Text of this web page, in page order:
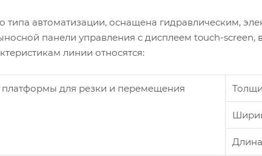
типа автоматизации, оснащена гидравлическим,
панели управления с дисплеем touch-
линии относятся:
для резки и перемещения